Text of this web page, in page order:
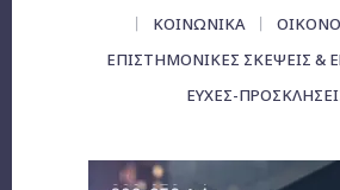
ΚΟΙΝΩΝΙΚΑ
ΕΠΙΣΤΗΜΟΝΙΚΕΣ ΣΚΕΨΕΙΣ &
ΕΥΧΈΣ-